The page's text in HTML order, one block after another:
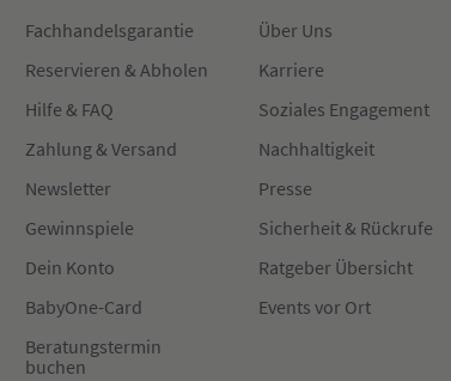
Fachhandelsgarantie
Reservieren & Abholen
Hilfe & FAQ
Zahlung & Versand
Newsletter
Gewinnspiele
Dein Konto
BabyOne-Card
Beratungstermin
buchen
Über Uns
Karriere
Soziales Engagement
Nachhaltigkeit
Presse
Sicherheit & Rückrufe
Ratgeber Übersicht
Events vor Ort